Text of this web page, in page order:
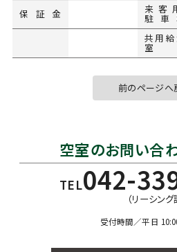
保証金
来客
駐車
共用給
室
前のページへ
空室のお問い合
TEL042-
（リーシング
受付時間／平日